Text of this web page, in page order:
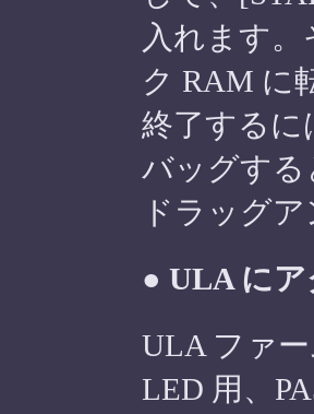
入れます
ク RAM に
終了するに
バッグする
ドラッグ
● ULA に
ULA ファ
LED 用、